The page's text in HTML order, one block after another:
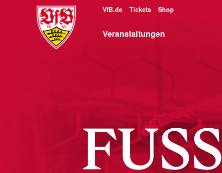
VfB.de Tickets Shop
Veranstaltungen